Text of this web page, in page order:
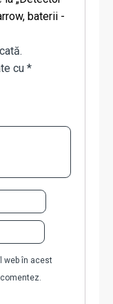
baterii -
cu *
web în acest